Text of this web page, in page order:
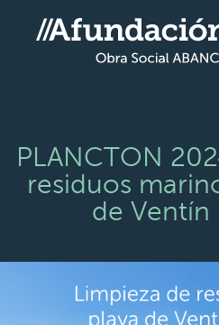
PLANCTON
residuos
de Ventín